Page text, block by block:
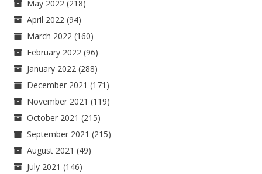
May 2022 (218)
April 2022 (94)
March 2022 (160)
February 2022 (96)
January 2022 (288)
December 2021 (171)
November 2021 (119)
October 2021 (215)
September 2021 (215)
August 2021 (49)
July 2021 (146)